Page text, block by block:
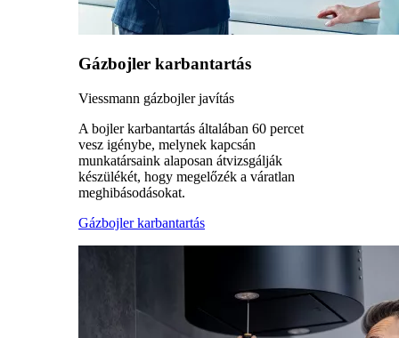
Gázbojler karbantartás
Viessmann gázbojler javítás
A bojler karbantartás általában 60 percet
vesz igénybe, melynek kapcsán
munkatársaink alaposan átvizsgálják
készülékét, hogy megelőzék a váratlan
meghibásodásokat.
Gázbojler karbantartás